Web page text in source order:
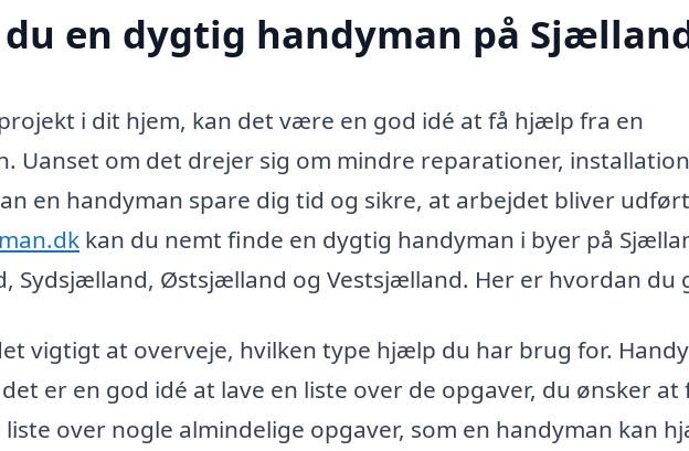
en dygtig handyman på
i dit hjem, kan det være en god idé at få hjælp fra en
Uanset om det drejer sig om mindre reparationer,
en handyman spare dig tid og sikre, at arbejdet bliver udført
kan du nemt finde en dygtig handyman i byer på
Sydsjælland, Østsjælland og Vestsjælland. Her er hvordan du
vigtigt at overveje, hvilken type hjælp du har brug for.
er en god idé at lave en liste over de opgaver, du ønsker at
over nogle almindelige opgaver, som en handyman kan